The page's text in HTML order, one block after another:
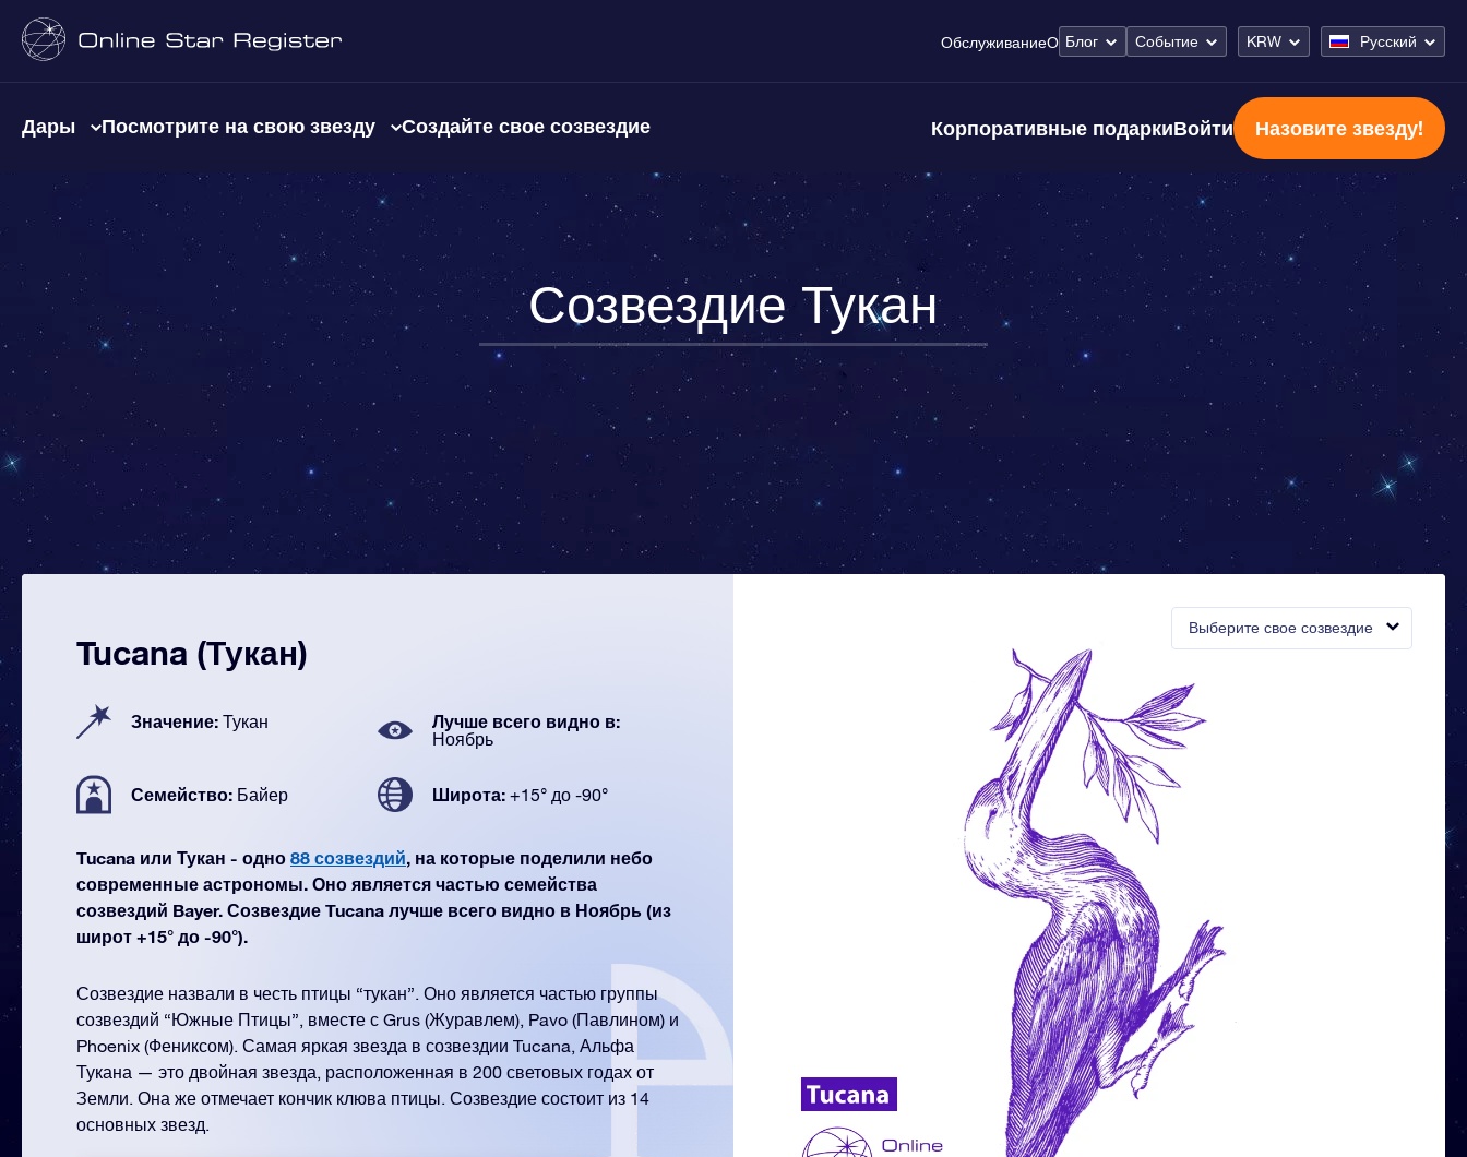
ОбслуживаниеО Блог Событие KRW Русский
Дары Посмотрите на свою звезду Создайте свое созвездие Корпоративные подаркиВойти Назовите звезду!
Созвездие Тукан
Выберите свое созвездие
Tucana (Тукан)
Значение: Тукан Лучше всего видно в:
Ноябрь
Семейство: Байер Широта: +15° до -90°
Tucana или Тукан - одно 88 созвездий, на которые поделили небо
современные астрономы. Оно является частью семейства
созвездий Bayer. Созвездие Tucana лучше всего видно в Ноябрь (из
широт +15° до -90°).
Созвездие назвали в честь птицы “тукан”. Оно является частью группы
созвездий “Южные Птицы”, вместе с Grus (Журавлем), Pavo (Павлином) и
Phoenix (Фениксом). Самая яркая звезда в созвездии Tucana, Альфа
Тукана — это двойная звезда, расположенная в 200 световых годах от
Земли. Она же отмечает кончик клюва птицы. Созвездие состоит из 14
основных звезд.